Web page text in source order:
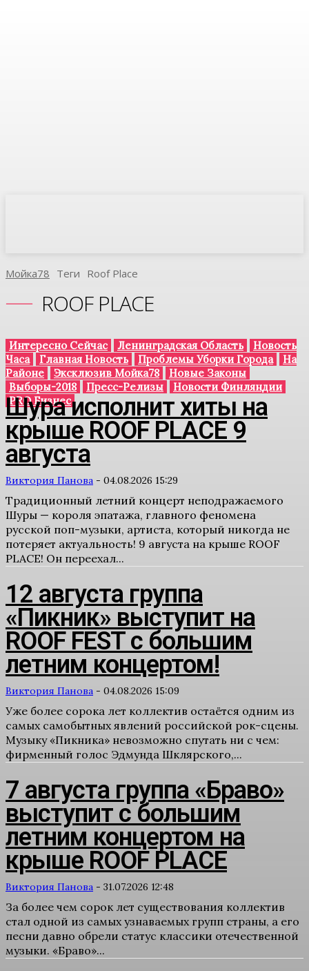
Мойка78 Теги Roof Place
ROOF PLACE
Интересно Сейчас Ленинградская Область
Новость
Часа
Главная Новость Проблемы Уборки Города
На
Районе
Эксклюзив Мойка78
Новые Законы
Выборы-2018
Пресс-Релизы
Новости Финляндии
PRO Бизнес
Шура исполнит хиты на
крыше ROOF PLACE 9
августа
Виктория Панова - 04.08.2026 15:29
Традиционный летний концерт неподражаемого
Шуры — короля эпатажа, главного феномена
русской поп-музыки, артиста, который никогда не
потеряет актуальность! 9 августа на крыше ROOF
PLACE! Он переехал...
12 августа группа
«Пикник» выступит на
ROOF FEST с большим
летним концертом!
Виктория Панова - 04.08.2026 15:09
Уже более сорока лет коллектив остаётся одним из
самых самобытных явлений российской рок-сцены.
Музыку «Пикника» невозможно спутать ни с чем:
фирменный голос Эдмунда Шклярского,...
7 августа группа «Браво»
выступит с большим
летним концертом на
крыше ROOF PLACE
Виктория Панова - 31.07.2026 12:48
За более чем сорок лет существования коллектив
стал одной из самых узнаваемых групп страны, а его
песни давно обрели статус классики отечественной
музыки. «Браво»...